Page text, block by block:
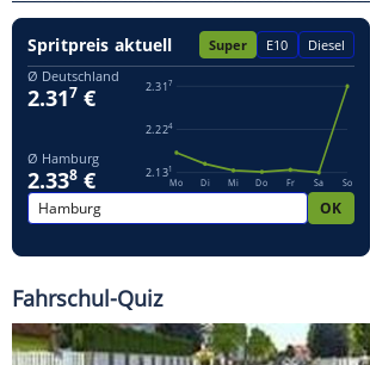
Fahrschul-Quiz